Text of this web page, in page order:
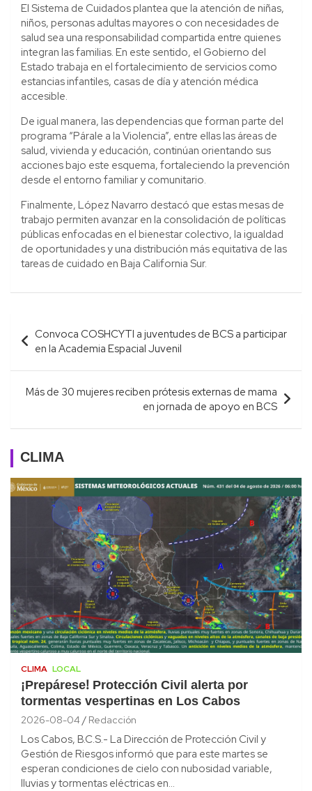
El Sistema de Cuidados plantea que la atención de niñas,
niños, personas adultas mayores o con necesidades de
salud sea una responsabilidad compartida entre quienes
integran las familias. En este sentido, el Gobierno del
Estado trabaja en el fortalecimiento de servicios como
estancias infantiles, casas de día y atención médica
accesible.
De igual manera, las dependencias que forman parte del
programa “Párale a la Violencia”, entre ellas las áreas de
salud, vivienda y educación, continúan orientando sus
acciones bajo este esquema, fortaleciendo la prevención
desde el entorno familiar y comunitario.
Finalmente, López Navarro destacó que estas mesas de
trabajo permiten avanzar en la consolidación de políticas
públicas enfocadas en el bienestar colectivo, la igualdad
de oportunidades y una distribución más equitativa de las
tareas de cuidado en Baja California Sur.
Navegación
de
entradas
Convoca COSHCYTI a juventudes de BCS a participar
en la Academia Espacial Juvenil
Más de 30 mujeres reciben prótesis externas de mama
en jornada de apoyo en BCS
CLIMA
CLIMA LOCAL
¡Prepárese! Protección Civil alerta por
tormentas vespertinas en Los Cabos
2026-08-04 Redacción
Los Cabos, B.C.S.- La Dirección de Protección Civil y
Gestión de Riesgos informó que para este martes se
esperan condiciones de cielo con nubosidad variable,
lluvias y tormentas eléctricas en…